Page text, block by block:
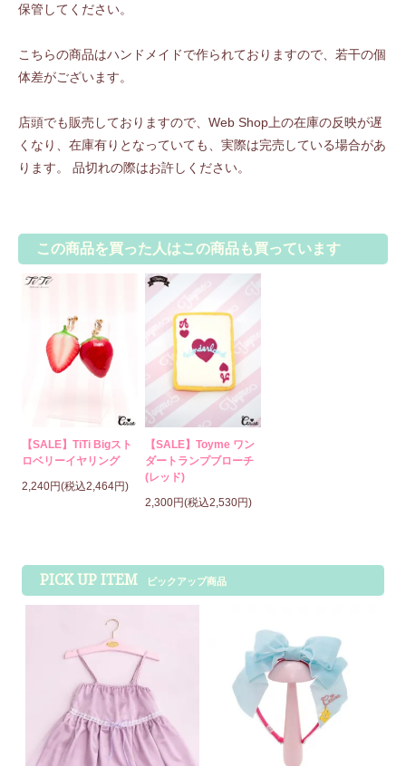
保管してください。
こちらの商品はハンドメイドで作られておりますので、若干の個
体差がございます。
店頭でも販売しておりますので、Web Shop上の在庫の反映が遅
くなり、在庫有りとなっていても、実際は完売している場合があ
ります。 品切れの際はお許しください。
この商品を買った人はこの商品も買っています
【SALE】TiTi Bigスト
ロベリーイヤリング
2,240円(税込2,464円)
【SALE】Toyme ワン
ダートランプブローチ
(レッド)
2,300円(税込2,530円)
PICK UP ITEM ピックアップ商品